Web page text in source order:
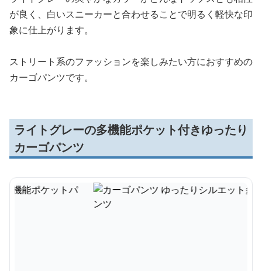
が良く、白いスニーカーと合わせることで明るく軽快な印
象に仕上がります。
ストリート系のファッションを楽しみたい方におすすめの
カーゴパンツです。
ライトグレーの多機能ポケット付きゆったり
カーゴパンツ